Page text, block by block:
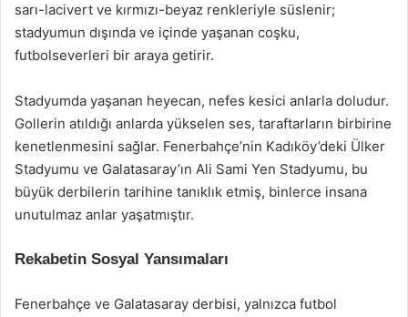
sarı-lacivert ve kırmızı-beyaz renkleriyle süslenir;
stadyumun dışında ve içinde yaşanan coşku,
futbolseverleri bir araya getirir.
Stadyumda yaşanan heyecan, nefes kesici anlarla doludur.
Gollerin atıldığı anlarda yükselen ses, taraftarların birbirine
kenetlenmesini sağlar. Fenerbahçe’nin Kadıköy’deki Ülker
Stadyumu ve Galatasaray’ın Ali Sami Yen Stadyumu, bu
büyük derbilerin tarihine tanıklık etmiş, binlerce insana
unutulmaz anlar yaşatmıştır.
Rekabetin Sosyal Yansımaları
Fenerbahçe ve Galatasaray derbisi, yalnızca futbol